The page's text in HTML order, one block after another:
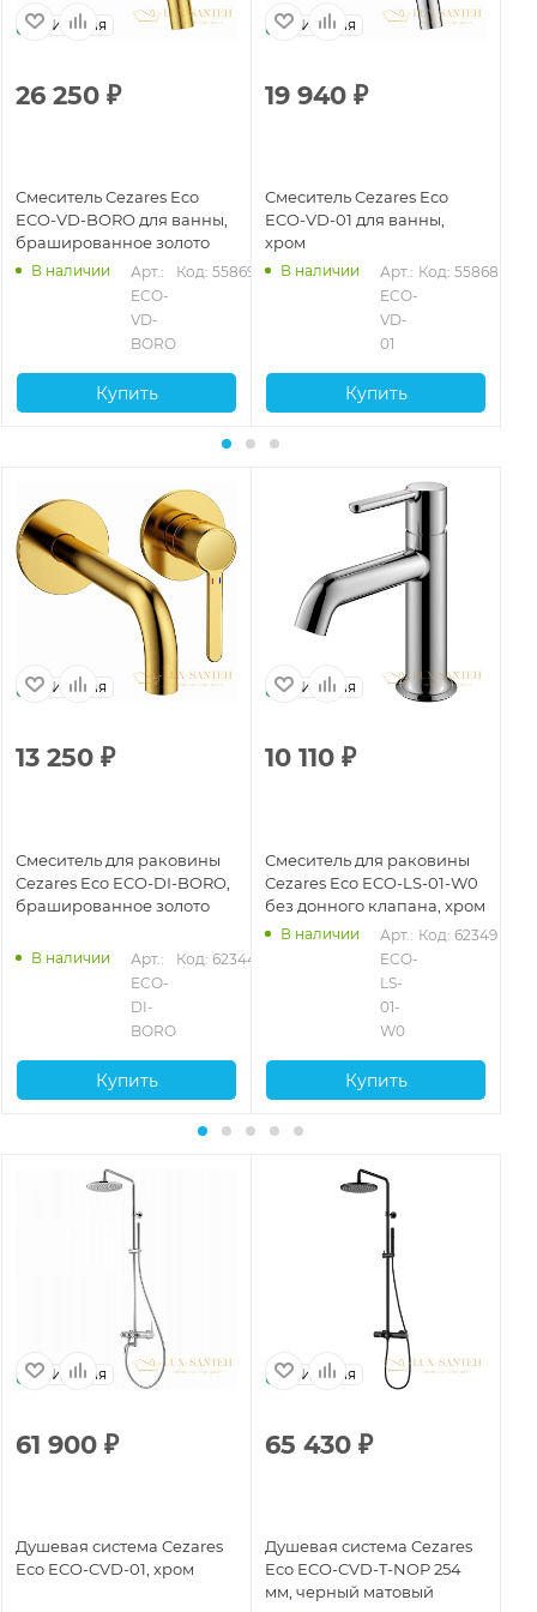
Италия
26 250 ₽
Смеситель Cezares Eco
ECO-VD-BORO для ванны,
брашированное золото
В наличии
Арт.:
ECO-
VD-
BORO
Код: 55869
Купить
Италия
19 940 ₽
Смеситель Cezares Eco
ECO-VD-01 для ванны,
хром
В наличии
Арт.:
ECO-
VD-
01
Код: 55868
Купить
Италия
13 250 ₽
Смеситель для раковины
Cezares Eco ECO-DI-BORO,
брашированное золото
В наличии
Арт.:
ECO-
DI-
BORO
Код: 62344
Купить
Италия
10 110 ₽
Смеситель для раковины
Cezares Eco ECO-LS-01-W0
без донного клапана, хром
В наличии
Арт.:
ECO-
LS-
01-
W0
Код: 62349
Купить
Италия
61 900 ₽
Душевая система Cezares
Eco ECO-CVD-01, хром
Италия
65 430 ₽
Душевая система Cezares
Eco ECO-CVD-T-NOP 254
мм, черный матовый